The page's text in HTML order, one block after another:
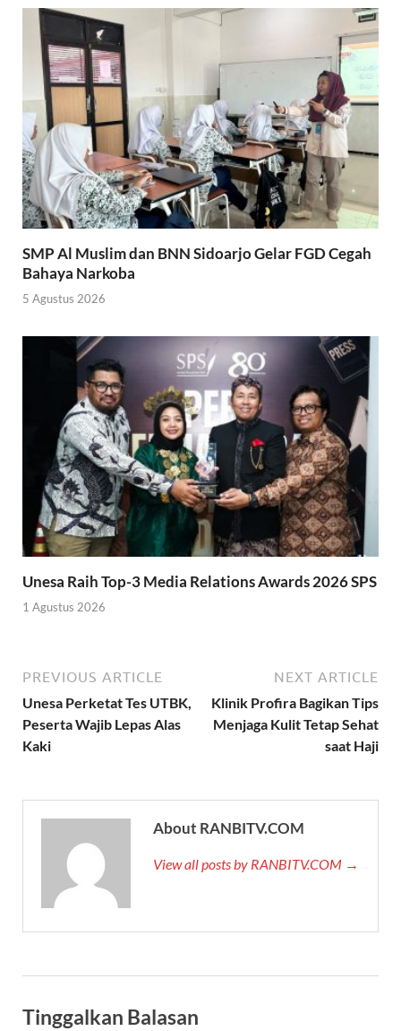
SMP Al Muslim dan BNN Sidoarjo Gelar FGD Cegah
Bahaya Narkoba
5 Agustus 2026
Unesa Raih Top-3 Media Relations Awards 2026 SPS
1 Agustus 2026
PREVIOUS ARTICLE
Unesa Perketat Tes UTBK,
Peserta Wajib Lepas Alas
Kaki
NEXT ARTICLE
Klinik Profira Bagikan Tips
Menjaga Kulit Tetap Sehat
saat Haji
About RANBITV.COM
View all posts by RANBITV.COM →
Tinggalkan Balasan